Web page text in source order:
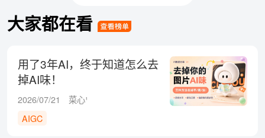
大家都在看
用了3年AI，终于知道怎么去
掉AI味！
2026/07/21
菜心¹
AIGC